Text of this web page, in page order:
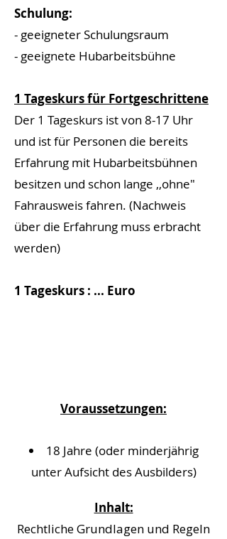
Schulung:
- geeigneter Schulungsraum
- geeignete Hubarbeitsbühne
1 Tageskurs für Fortgeschrittene
Der 1 Tageskurs ist von 8-17 Uhr
und ist für Personen die bereits
Erfahrung mit Hubarbeitsbühnen
besitzen und schon lange ,,ohne"
Fahrausweis fahren. (Nachweis
über die Erfahrung muss erbracht
werden)
1 Tageskurs : ... Euro
Voraussetzungen:
18 Jahre (oder minderjährig
unter Aufsicht des Ausbilders)
Inhalt:
Rechtliche Grundlagen und Regeln